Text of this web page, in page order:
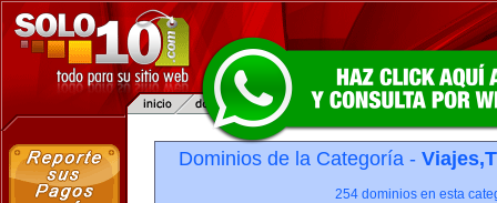
Dominios de la Categoría -
254 dominios en esta